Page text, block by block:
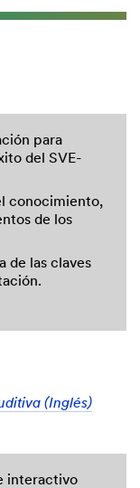
para
del SVE-
conocimiento,
de los
de las claves
(Inglés)
interactivo